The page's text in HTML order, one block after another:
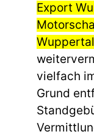
Export
vielfach
Grund